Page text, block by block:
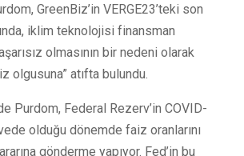
GreenBiz’in VERGE23’teki son
iklim teknolojisi finansman
olmasının bir nedeni olarak
olgusuna” atıfta bulundu.
Purdom, Federal Rezerv’in COVID-
olduğu dönemde faiz oranlarını
gönderme yapıyor. Fed’in bu